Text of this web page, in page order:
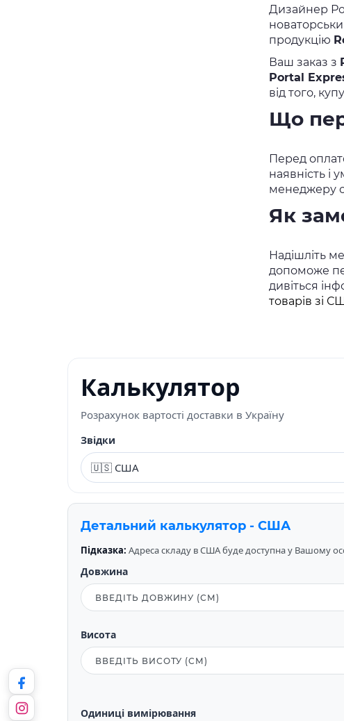
Дизайнер
продукцію
Ваш заказ з
Portal
від того,
Що
Перед
наявність і
менеджеру
Як
Надішліть
допоможе
дивіться
товарів зі
Калькулятор
Розрахунок вартості доставки в Україну
Звідки
Детальний калькулятор - США
Підказка: Адреса складу в США буде доступна у Вашому
Довжина
Висота
Одиниці вимірювання